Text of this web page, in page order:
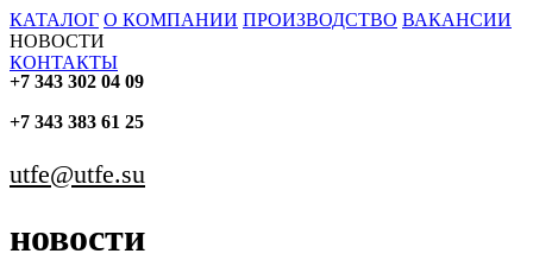
КАТАЛОГ О КОМПАНИИ ПРОИЗВОДСТВО ВАКАНСИИ
НОВОСТИ
КОНТАКТЫ
+7 343 302 04 09
+7 343 383 61 25
utfe@utfe.su
новости